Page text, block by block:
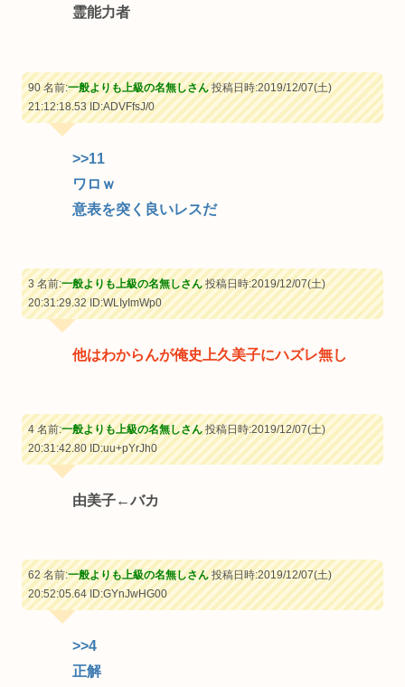
霊能力者
90 名前:一般よりも上級の名無しさん投稿日時:2019/12/07(土)
21:12:18.53ID:ADVFfsJ/0
>>11
ワロｗ
意表を突く良いレスだ
3 名前:一般よりも上級の名無しさん投稿日時:2019/12/07(土)
20:31:29.32ID:WLIyImWp0
他はわからんが俺史上久美子にハズレ無し
4 名前:一般よりも上級の名無しさん投稿日時:2019/12/07(土)
20:31:42.80ID:uu+pYrJh0
由美子←バカ
62 名前:一般よりも上級の名無しさん投稿日時:2019/12/07(土)
20:52:05.64ID:GYnJwHG00
>>4
正解